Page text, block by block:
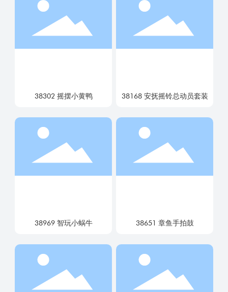
38302 摇摆小黄鸭 38168 安抚摇铃总动员套装
38969 智玩小蜗牛 38651 章鱼手拍鼓